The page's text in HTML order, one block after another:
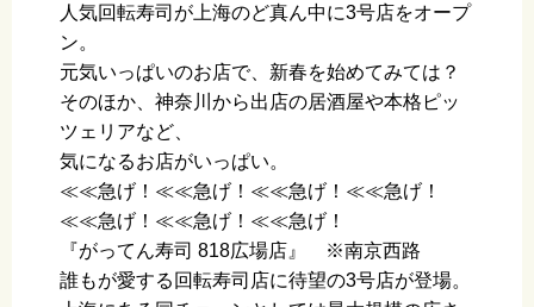
人気回転寿司が上海のど真ん中に3号店をオープ
ン。
元気いっぱいのお店で、新春を始めてみては？
そのほか、神奈川から出店の居酒屋や本格ピッ
ツェリアなど、
気になるお店がいっぱい。
≪≪急げ！≪≪急げ！≪≪急げ！≪≪急げ！
≪≪急げ！≪≪急げ！≪≪急げ！
『がってん寿司 818広場店』 ※南京西路
誰もが愛する回転寿司店に待望の3号店が登場。